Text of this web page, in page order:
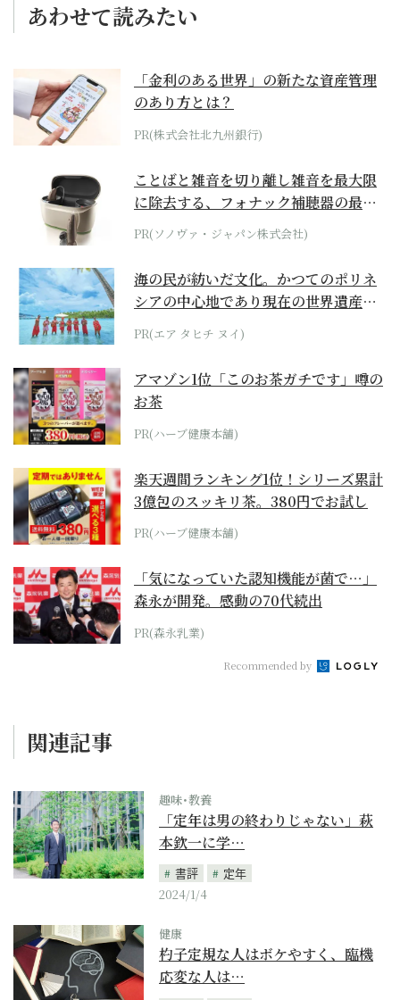
あわせて読みたい
「金利のある世界」の新たな資産管理
のあり方とは？
PR(株式会社北九州銀行)
ことばと雑音を切り離し雑音を最大限
に除去する、フォナック補聴器の最上
位モデル
PR(ソノヴァ・ジャパン株式会社)
海の民が紡いだ文化。かつてのポリネ
シアの中心地であり現在の世界遺産か
らみえてくる...
PR(エア タヒチ ヌイ)
アマゾン1位「このお茶ガチです」噂の
お茶
PR(ハーブ健康本舗)
楽天週間ランキング1位！シリーズ累計
3億包のスッキリ茶。380円でお試し
PR(ハーブ健康本舗)
「気になっていた認知機能が菌で…」
森永が開発。感動の70代続出
PR(森永乳業)
Recommended by
関連記事
趣味･教養
「定年は男の終わりじゃない」萩
本欽一に学…
書評
定年
2024/1/4
健康
杓子定規な人はボケやすく、臨機
応変な人は…